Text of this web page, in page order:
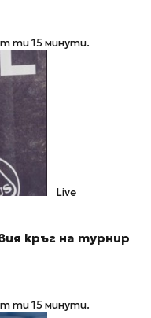
ти 15 минути.
Live
кръг на турнир
ти 15 минути.